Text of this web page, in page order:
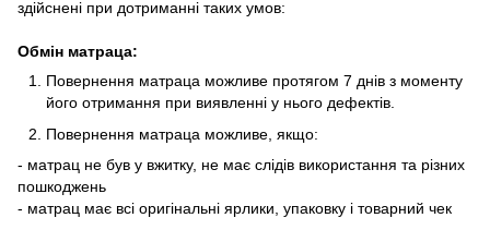
здійснені при дотриманні таких умов:
Обмін матраца:
Повернення матраца можливе протягом 7 днів з моменту
його отримання при виявленні у нього дефектів.
Повернення матраца можливе, якщо:
- матрац не був у вжитку, не має слідів використання та різних
пошкоджень
- матрац має всі оригінальні ярлики, упаковку і товарний чек